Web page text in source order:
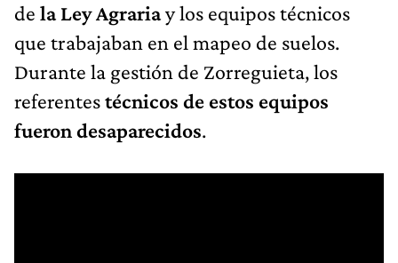
de la Ley Agrariay los equipos técnicos
que trabajaban en el mapeo de suelos.
Durante la gestión de Zorreguieta, los
referentestécnicos de estos equipos
fueron desaparecidos.